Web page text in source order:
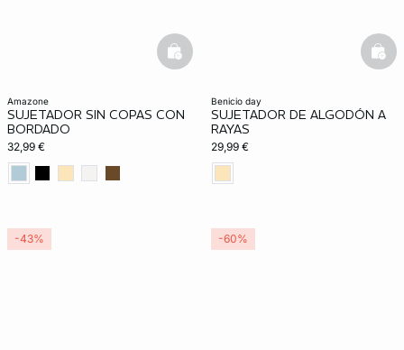
amazone
SUJETADOR SIN COPAS CON
BORDADO
32,99 €
basketfull
benicio day
SUJETADOR DE ALGODÓN A
RAYAS
29,99 €
-43% -60%